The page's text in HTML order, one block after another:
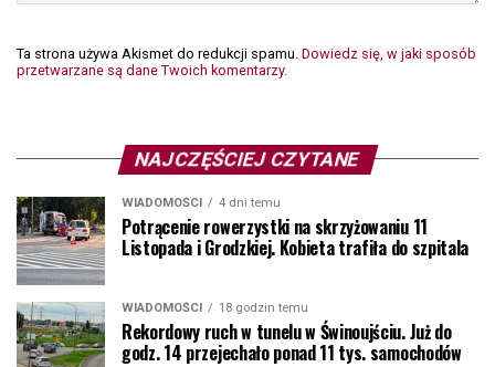
Ta strona używa Akismet do redukcji spamu. Dowiedz się, w jaki sposób
przetwarzane są dane Twoich komentarzy.
NAJCZĘŚCIEJ CZYTANE
WIADOMOŚCI 4 dni temu
Potrącenie rowerzystki na skrzyżowaniu 11
Listopada i Grodzkiej. Kobieta trafiła do szpitala
WIADOMOŚCI 18 godzin temu
Rekordowy ruch w tunelu w Świnoujściu. Już do
godz. 14 przejechało ponad 11 tys. samochodów